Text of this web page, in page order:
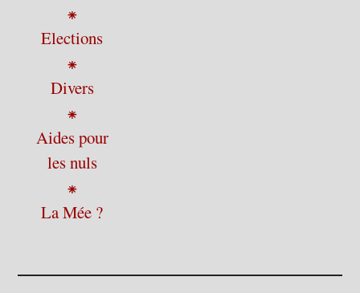
⁕
Elections
⁕
Divers
⁕
Aides pour
les nuls
⁕
La Mée ?